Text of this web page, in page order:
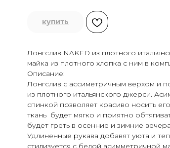
купить
Лонгслив NAKED из плотного
майка из плотного хлопка с ним в
Описание:
Лонгслив с ассиметричным верхом и
из плотного итальянского джерси.
спинкой позволяет красиво носить
ткань будет мягко и приятно
будет греть в осенние и зимние
Удлиненные рукава добавят уюта и
стилизуется с белой асимметричной